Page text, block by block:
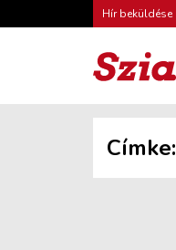
Hír beküldése
Címke: